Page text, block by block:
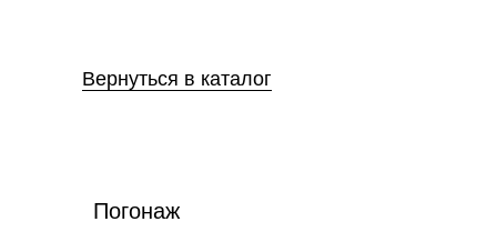
Вернуться в каталог
Погонаж